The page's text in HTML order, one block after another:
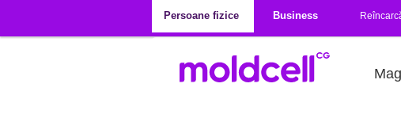
Persoane fizice
Business